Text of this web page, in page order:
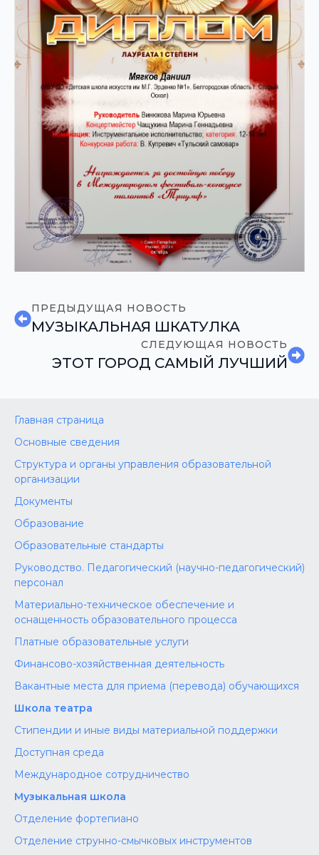
ПРЕДЫДУЩАЯ НОВОСТЬ
МУЗЫКАЛЬНАЯ ШКАТУЛКА
СЛЕДУЮЩАЯ НОВОСТЬ
ЭТОТ ГОРОД САМЫЙ ЛУЧШИЙ
Главная страница
Основные сведения
Структура и органы управления образовательной
организации
Документы
Образование
Образовательные стандарты
Руководство. Педагогический (научно-педагогический)
персонал
Материально-техническое обеспечение и
оснащенность образовательного процесса
Платные образовательные услуги
Финансово-хозяйственная деятельность
Вакантные места для приема (перевода) обучающихся
Школа театра
Стипендии и иные виды материальной поддержки
Доступная среда
Международное сотрудничество
Музыкальная школа
Отделение фортепиано
Отделение струнно-смычковых инструментов